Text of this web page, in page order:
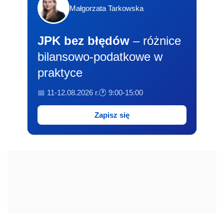
Małgorzata Tarkowska
JPK bez błędów – różnice
bilansowo-podatkowe w
praktyce
📅 11-12.08.2026 r.🕐 9:00-15:00
Zapisz się